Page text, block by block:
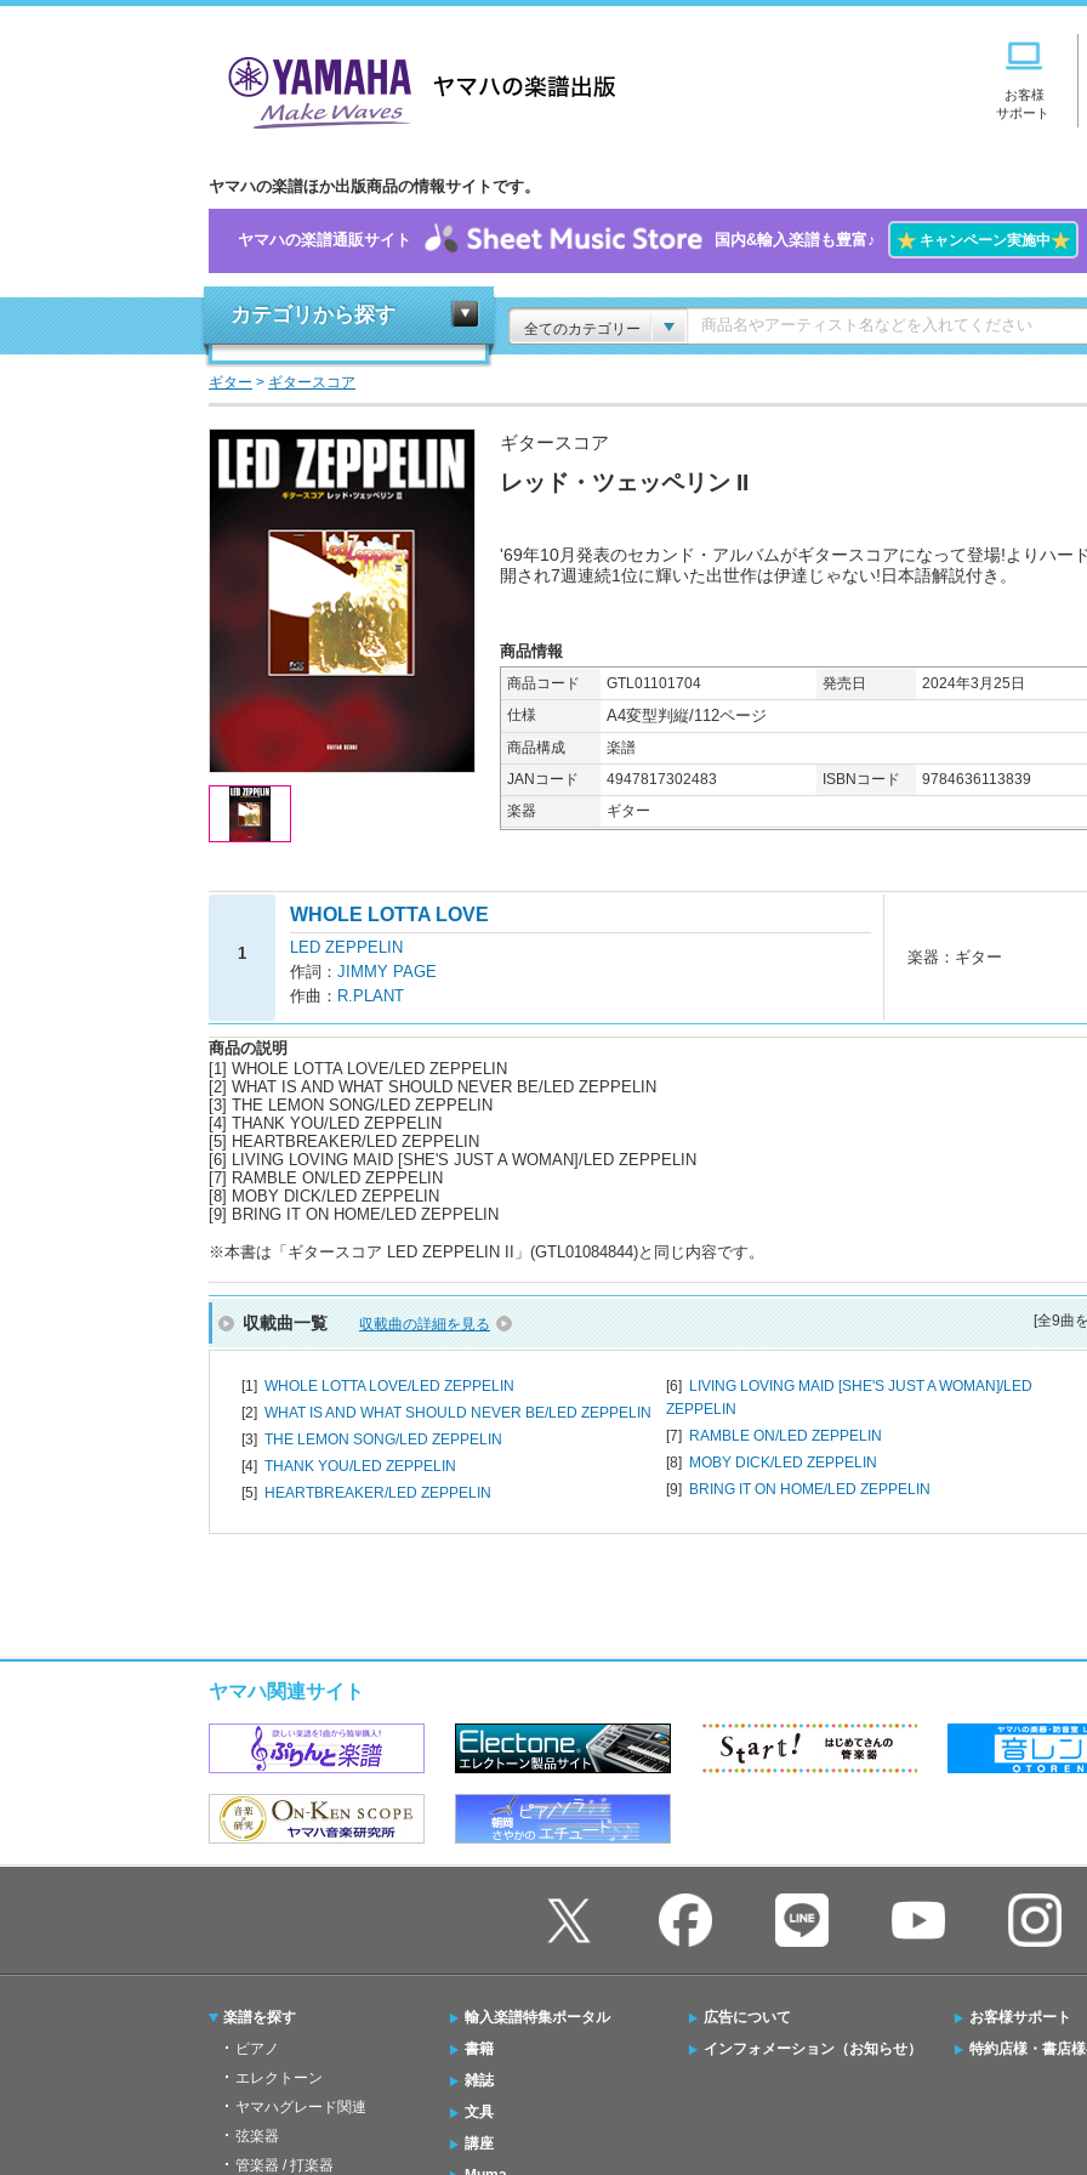
お客様
サポート
ヤマハの楽譜ほか出版商品の情報サイトです。
ヤマハの楽譜通販サイト 国内&輸入楽譜も豊富♪ ★キャンペーン実施中★
カテゴリから探す
全てのカテゴリー
ギター > ギタースコア
ギタースコア
レッド・ツェッペリン II
'69年10月発表のセカンド・アルバムがギタースコアになって登場!よりハー
開され7週連続1位に輝いた出世作は伊達じゃない!日本語解説付き。
商品情報
商品コード GTL01101704 発売日
2024年3月25日
仕様
A4変型判縦/112ページ
商品構成
楽譜
JANコード
4947817302483 ISBNコード
9784636113839
楽器
ギター
1
WHOLE LOTTA LOVE
LED ZEPPELIN
作詞： JIMMY PAGE
作曲： R.PLANT
楽器：ギター
商品の説明
[1] WHOLE LOTTA LOVE/LED ZEPPELIN
[2] WHAT IS AND WHAT SHOULD NEVER BE/LED ZEPPELIN
[3] THE LEMON SONG/LED ZEPPELIN
[4] THANK YOU/LED ZEPPELIN
[5] HEARTBREAKER/LED ZEPPELIN
[6] LIVING LOVING MAID [SHE'S JUST A WOMAN]/LED ZEPPELIN
[7] RAMBLE ON/LED ZEPPELIN
[8] MOBY DICK/LED ZEPPELIN
[9] BRING IT ON HOME/LED ZEPPELIN
※本書は「ギタースコア LED ZEPPELIN II」(GTL01084844)と同じ内容です。
収載曲一覧 収載曲の詳細を見る [全9曲
[1] WHOLE LOTTA LOVE/LED ZEPPELIN
[2] WHAT IS AND WHAT SHOULD NEVER BE/LED ZEPPELIN
[3] THE LEMON SONG/LED ZEPPELIN
[4] THANK YOU/LED ZEPPELIN
[5] HEARTBREAKER/LED ZEPPELIN
[6] LIVING LOVING MAID [SHE'S JUST A WOMAN]/LED
ZEPPELIN
[7] RAMBLE ON/LED ZEPPELIN
[8] MOBY DICK/LED ZEPPELIN
[9] BRING IT ON HOME/LED ZEPPELIN
ヤマハ関連サイト
楽譜を探す
ピアノ
エレクトーン
ヤマハグレード関連
弦楽器
管楽器 / 打楽器
輸入楽譜特集ポータル
書籍
雑誌
文具
講座
広告について
インフォメーション（お知らせ）
お客様サポート
特約店様・書店